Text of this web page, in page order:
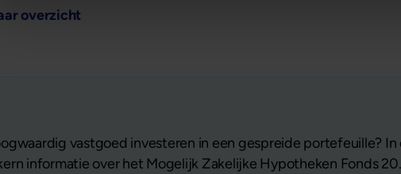
overzicht
vastgoed investeren in een gespreide portefeuille?
informatie over het Mogelijk Zakelijke Hypotheken Fonds 20.